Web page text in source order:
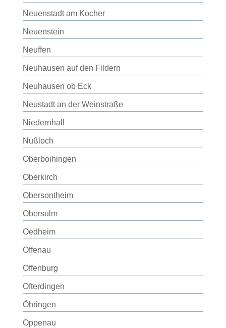
Neuenstadt am Kocher
Neuenstein
Neuffen
Neuhausen auf den Fildern
Neuhausen ob Eck
Neustadt an der Weinstraße
Niedernhall
Nußloch
Oberboihingen
Oberkirch
Obersontheim
Obersulm
Oedheim
Offenau
Offenburg
Ofterdingen
Öhringen
Oppenau